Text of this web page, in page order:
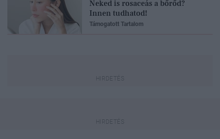
Neked is rosaceás a bőrőd?
Innen tudhatod!
Támogatott Tartalom